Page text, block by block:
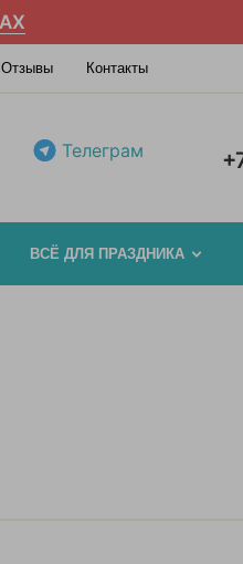
Отзывы Контакты
Телеграм
ВСЁ ДЛЯ ПРАЗДНИКА